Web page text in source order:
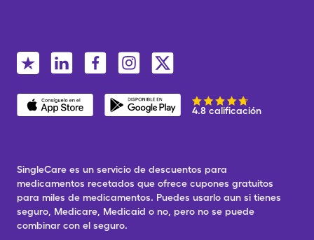
4.8 calificación
SingleCare es un servicio de descuentos para
medicamentos recetados que ofrece cupones gratuitos
para miles de medicamentos. Puedes usarlo aun si tienes
seguro, Medicare, Medicaid o no, pero no se puede
combinar con el seguro.